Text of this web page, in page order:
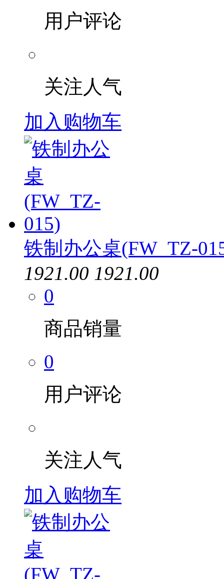
用户评论
关注人气
加入购物车
铁制办公桌(FW_TZ-
1921.00 1921.00
0
商品销量
0
用户评论
关注人气
加入购物车